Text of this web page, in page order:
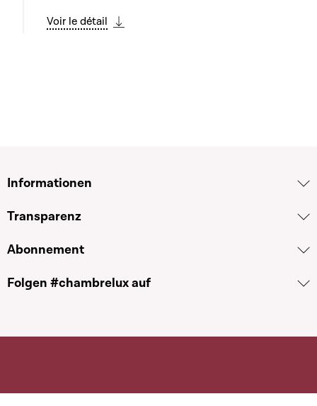
Voir le détail
Informationen
Transparenz
Abonnement
Folgen #chambrelux auf